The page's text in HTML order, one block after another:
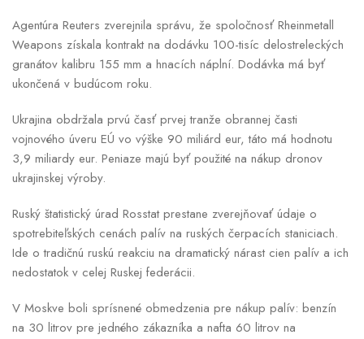
Agentúra Reuters zverejnila správu, že spoločnosť Rheinmetall
Weapons získala kontrakt na dodávku 100-tisíc delostreleckých
granátov kalibru 155 mm a hnacích náplní. Dodávka má byť
ukončená v budúcom roku.
Ukrajina obdržala prvú časť prvej tranže obrannej časti
vojnového úveru EÚ vo výške 90 miliárd eur, táto má hodnotu
3,9 miliardy eur. Peniaze majú byť použité na nákup dronov
ukrajinskej výroby.
Ruský štatistický úrad Rosstat prestane zverejňovať údaje o
spotrebiteľských cenách palív na ruských čerpacích staniciach.
Ide o tradičnú ruskú reakciu na dramatický nárast cien palív a ich
nedostatok v celej Ruskej federácii.
V Moskve boli sprísnené obmedzenia pre nákup palív: benzín
na 30 litrov pre jedného zákazníka a nafta 60 litrov na